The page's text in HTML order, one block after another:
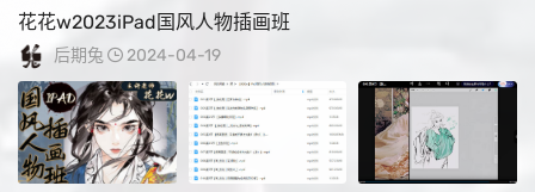
花花w2023iPad国风人物插画班
后期兔 2024-04-19